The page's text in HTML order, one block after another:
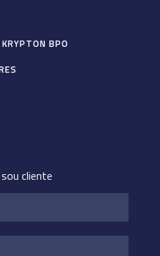
BPO
cliente